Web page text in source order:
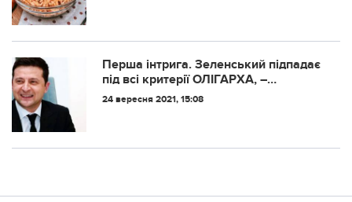
Пepшa iнтpигa. Зeлeнcький пiдпaдaє
пiд вci кpитepiї ОЛІГАРХА, –
Умaнcький
24 вересня 2021, 15:08